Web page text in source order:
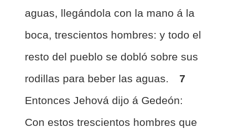
aguas, llegándola con la mano á la
boca, trescientos hombres: y todo el
resto del pueblo se dobló sobre sus
rodillas para beber las aguas.
7
Entonces Jehová dijo á Gedeón:
Con estos trescientos hombres que